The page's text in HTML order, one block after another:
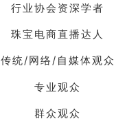
行业协会资深学者
珠宝电商直播达人
传统/网络/自媒体观众
专业观众
群众观众